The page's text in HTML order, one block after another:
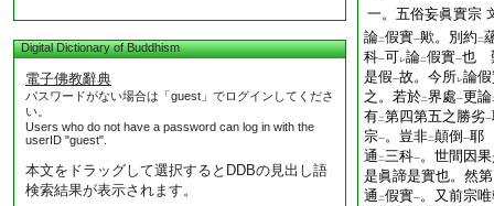
Digital Dictionary of Buddhism
電子佛教辭典
パスワードがない場合は「guest」でログインしてくださ
い。
Users who do not have a password can log in with the
userID "guest".
本文をドラッグして選択するとDDBの見出し語
検索結果が表示されます。
一。五俗妄眞實宗
論二假實一歟。別約 二
科一可レ論二假實一也
是假一故。今所レ論
之。若於二界處一更論
有二第四第五之勝劣一
宗一。豈非二顛倒 一耶
通 二三科一。世間因
是眞諦是實也。然
通 二假實一。又前宗